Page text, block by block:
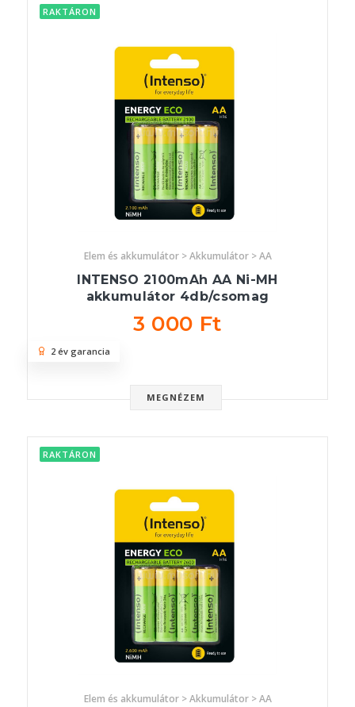
RAKTÁRON
Elem és akkumulátor > Akkumulátor > AA
INTENSO 2100mAh AA Ni-MH
akkumulátor 4db/csomag
3 000 Ft
MEGNÉZEM
2 év garancia
RAKTÁRON
Elem és akkumulátor > Akkumulátor > AA